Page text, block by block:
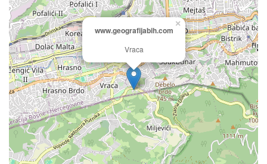
www.geografijabih.com
Vraca
×